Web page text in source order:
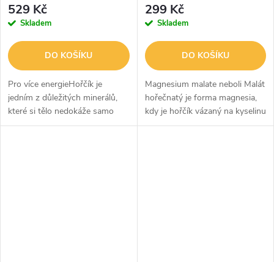
529 Kč
Skladem
DO KOŠÍKU
Pro více energieHořčík je
jedním z důležitých minerálů,
které si tělo nedokáže samo
vytvořit a proto je musí přijímat
299 Kč
Skladem
DO KOŠÍKU
Magnesium malate neboli Malát
hořečnatý je forma magnesia,
kdy je hořčík vázaný na kyselinu
jablečnou. Hořčík je potřebný